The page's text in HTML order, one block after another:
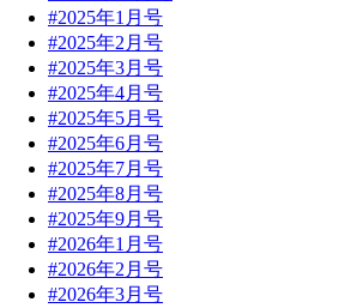
#2025年1月号
#2025年2月号
#2025年3月号
#2025年4月号
#2025年5月号
#2025年6月号
#2025年7月号
#2025年8月号
#2025年9月号
#2026年1月号
#2026年2月号
#2026年3月号